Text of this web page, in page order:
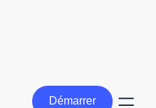
Démarrer